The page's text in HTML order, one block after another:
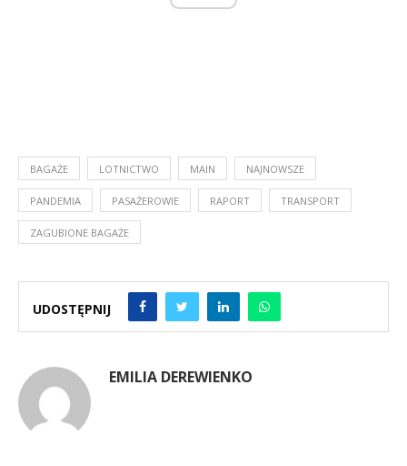
BAGAŻE LOTNICTWO MAIN NAJNOWSZE
PANDEMIA PASAŻEROWIE RAPORT TRANSPORT
ZAGUBIONE BAGAŻE
UDOSTĘPNIJ
EMILIA DEREWIENKO